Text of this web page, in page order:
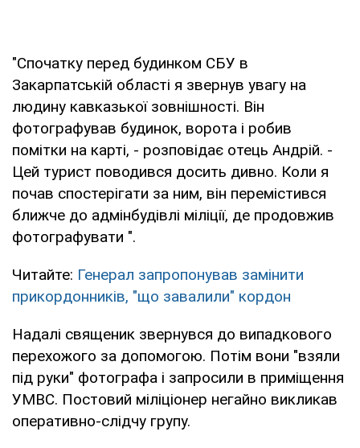
"Спочатку перед будинком СБУ в
Закарпатській області я звернув увагу на
людину кавказької зовнішності. Він
фотографував будинок, ворота і робив
помітки на карті, - розповідає отець Андрій. -
Цей турист поводився досить дивно. Коли я
почав спостерігати за ним, він перемістився
ближче до адмінбудівлі міліції, де продовжив
фотографувати ".
Читайте: Генерал запропонував замінити
прикордонників, "що завалили" кордон
Надалі священик звернувся до випадкового
перехожого за допомогою. Потім вони "взяли
під руки" фотографа і запросили в приміщення
УМВС. Постовий міліціонер негайно викликав
оперативно-слідчу групу.